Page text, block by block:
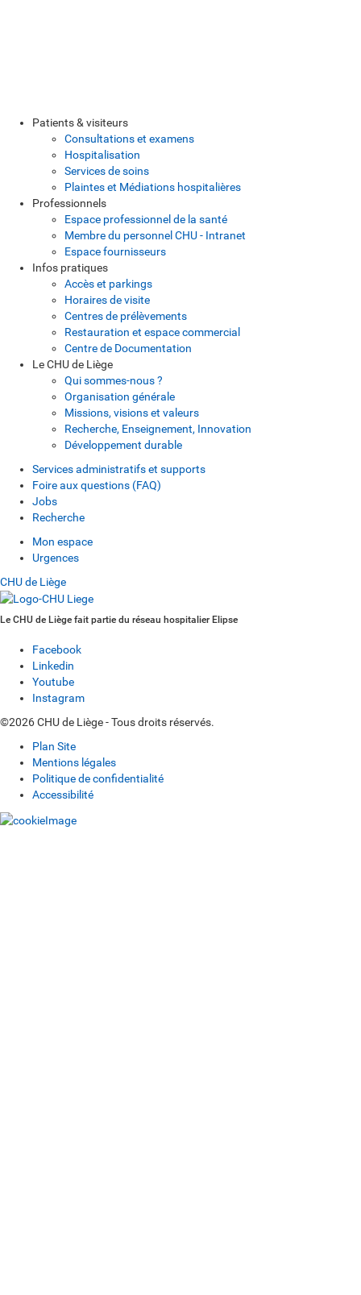
Patients & visiteurs
Consultations et examens
Hospitalisation
Services de soins
Plaintes et Médiations hospitalières
Professionnels
Espace professionnel de la santé
Membre du personnel CHU - Intranet
Espace fournisseurs
Infos pratiques
Accès et parkings
Horaires de visite
Centres de prélèvements
Restauration et espace commercial
Centre de Documentation
Le CHU de Liège
Qui sommes-nous ?
Organisation générale
Missions, visions et valeurs
Recherche, Enseignement, Innovation
Développement durable
Services administratifs et supports
Foire aux questions (FAQ)
Jobs
Recherche
Mon espace
Urgences
CHU de Liège
Le CHU de Liège fait partie du réseau hospitalier Elipse
Facebook
Linkedin
Youtube
Instagram
©2026 CHU de Liège - Tous droits réservés.
Plan Site
Mentions légales
Politique de confidentialité
Accessibilité